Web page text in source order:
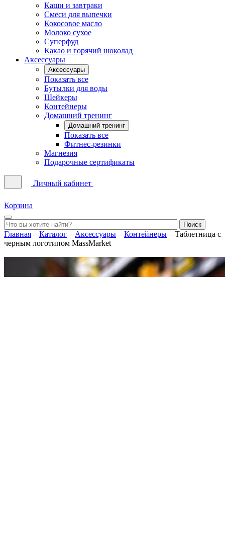
Каши и завтраки
Смеси для выпечки
Кокосовое масло
Молоко сухое
Суперфуд
Какао и горячий шоколад
Аксессуары
Аксессуары
Показать все
Бутылки для воды
Шейкеры
Контейнеры
Домашний тренинг
Домашний тренинг
Показать все
Фитнес-резинки
Магнезия
Подарочные сертификаты
Личный кабинет
Корзина
Главная—Каталог—Аксессуары—Контейнеры—Таблетница c
черным логотипом MassMarket